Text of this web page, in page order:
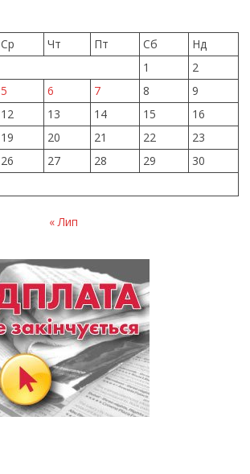
Ср Чт Пт Сб
Нд
1
2
5 6 7 8
9
12 13 14 15
16
19 20 21 22
23
26 27 28 29
30
« Лип